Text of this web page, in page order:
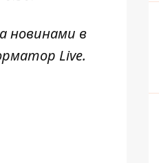
новинами в
Live.